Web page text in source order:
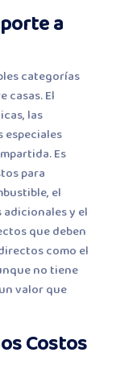
a
categorías
casas. El
las
Es
para
el
y el
que deben
como el
no tiene
valor que
Costos